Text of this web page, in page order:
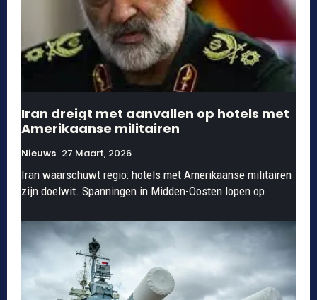
Iran dreigt met aanvallen op hotels met
Amerikaanse militairen
Nieuws 27 Maart, 2026
Iran waarschuwt regio: hotels met Amerikaanse militairen
zijn doelwit. Spanningen in Midden-Oosten lopen op